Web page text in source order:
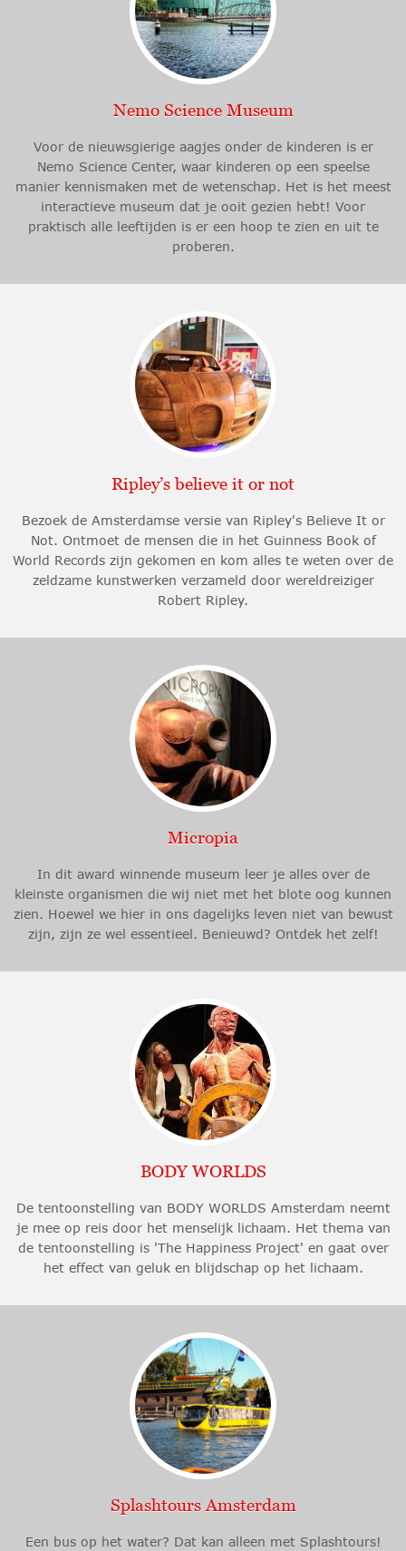
Nemo Science Museum
Voor de nieuwsgierige aagjes onder de kinderen is er
Nemo Science Center, waar kinderen op een speelse
manier kennismaken met de wetenschap. Het is het meest
interactieve museum dat je ooit gezien hebt! Voor
praktisch alle leeftijden is er een hoop te zien en uit te
proberen.
Ripley’s believe it or not
Bezoek de Amsterdamse versie van Ripley's Believe It or
Not. Ontmoet de mensen die in het Guinness Book of
World Records zijn gekomen en kom alles te weten over de
zeldzame kunstwerken verzameld door wereldreiziger
Robert Ripley.
Micropia
In dit award winnende museum leer je alles over de
kleinste organismen die wij niet met het blote oog kunnen
zien. Hoewel we hier in ons dagelijks leven niet van bewust
zijn, zijn ze wel essentieel. Benieuwd? Ontdek het zelf!
BODY WORLDS
De tentoonstelling van BODY WORLDS Amsterdam neemt
je mee op reis door het menselijk lichaam. Het thema van
de tentoonstelling is 'The Happiness Project' en gaat over
het effect van geluk en blijdschap op het lichaam.
Splashtours Amsterdam
Een bus op het water? Dat kan alleen met Splashtours!